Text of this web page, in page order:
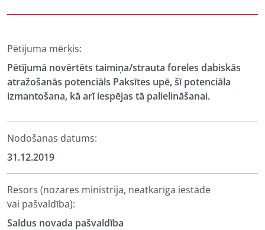
Pētījuma mērķis:
Pētījumā novērtēts taimiņa/strauta foreles dabiskās
atražošanās potenciāls Paksītes upē, šī potenciāla
izmantošana, kā arī iespējas tā palielināšanai.
Nodošanas datums:
31.12.2019
Resors (nozares ministrija, neatkarīga iestāde
vai pašvaldība):
Saldus novada pašvaldība